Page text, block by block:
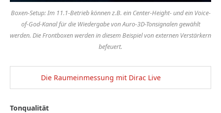
Boxen-Setup: Im 11.1-Betrieb können z.B. ein Center-Height- und ein Voice-
of-God-Kanal für die Wiedergabe von Auro-3D-Tonsignalen gewählt
werden. Die Frontboxen werden in diesem Beispiel von externen Verstärkern
befeuert.
Die Raumeinmessung mit Dirac Live
Tonqualität